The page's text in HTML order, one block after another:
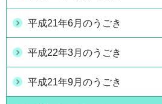
平成21年6月のうごき
平成22年3月のうごき
平成21年9月のうごき